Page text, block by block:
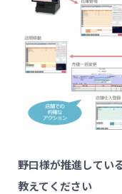
――野口様が推進して
教えてください